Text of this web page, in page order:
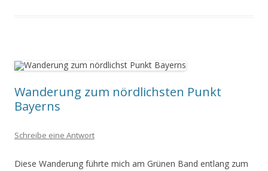
Wanderung zum nördlichsten Punkt
Bayerns
Schreibe eine Antwort
Diese Wanderung führte mich am Grünen Band entlang zum